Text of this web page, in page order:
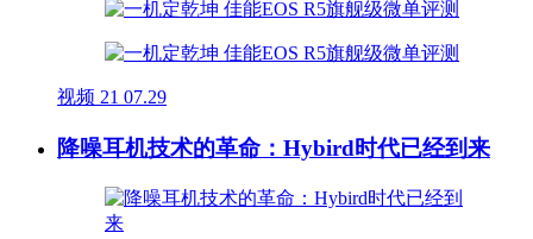
视频 21 07.29
降噪耳机技术的革命：Hybird时代已经到来